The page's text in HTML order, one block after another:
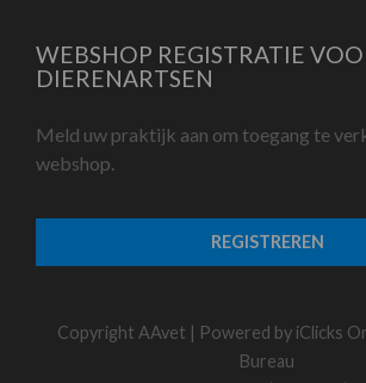
WEBSHOP REGISTRATIE
DIERENARTSEN
Meld uw praktijk aan om toegang te
webshop.
REGISTREREN
Copyright AAvet | Powered by iClicks
Bureau